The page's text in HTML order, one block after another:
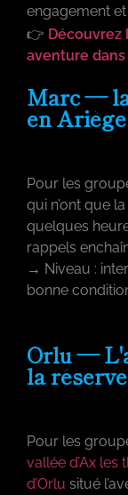
engagement
👉 Découvrez
aventure
Marc —
en Ariège
Pour les
qui n’ont que
quelques
rappels
→ Niveau :
bonne
Orlu —
la
Pour les
vallée d’Ax les
d’Orlu situé